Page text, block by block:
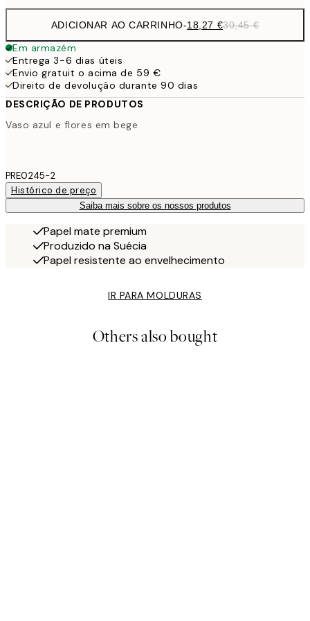
ADICIONAR AO CARRINHO-18,27 €30,45 €
Em armazém
Entrega 3-6 dias úteis
Envio gratuit o acima de 59 €
Direito de devolução durante 90 dias
DESCRIÇÃO DE PRODUTOS
Vaso azul e flores em bege
PRE0245-2
Histórico de preço
Saiba mais sobre os nossos produtos
Papel mate premium
Produzido na Suécia
Papel resistente ao envelhecimento
IR PARA MOLDURAS
Others also bought